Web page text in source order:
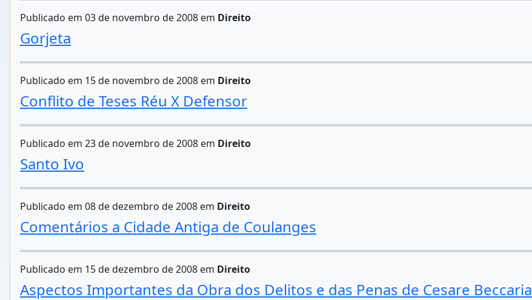
Publicado em 03 de novembro de 2008 em Direito
Gorjeta
Publicado em 15 de novembro de 2008 em Direito
Conflito de Teses Réu X Defensor
Publicado em 23 de novembro de 2008 em Direito
Santo Ivo
Publicado em 08 de dezembro de 2008 em Direito
Comentários a Cidade Antiga de Coulanges
Publicado em 15 de dezembro de 2008 em Direito
Aspectos Importantes da Obra dos Delitos e das Penas de Cesare Beccaria